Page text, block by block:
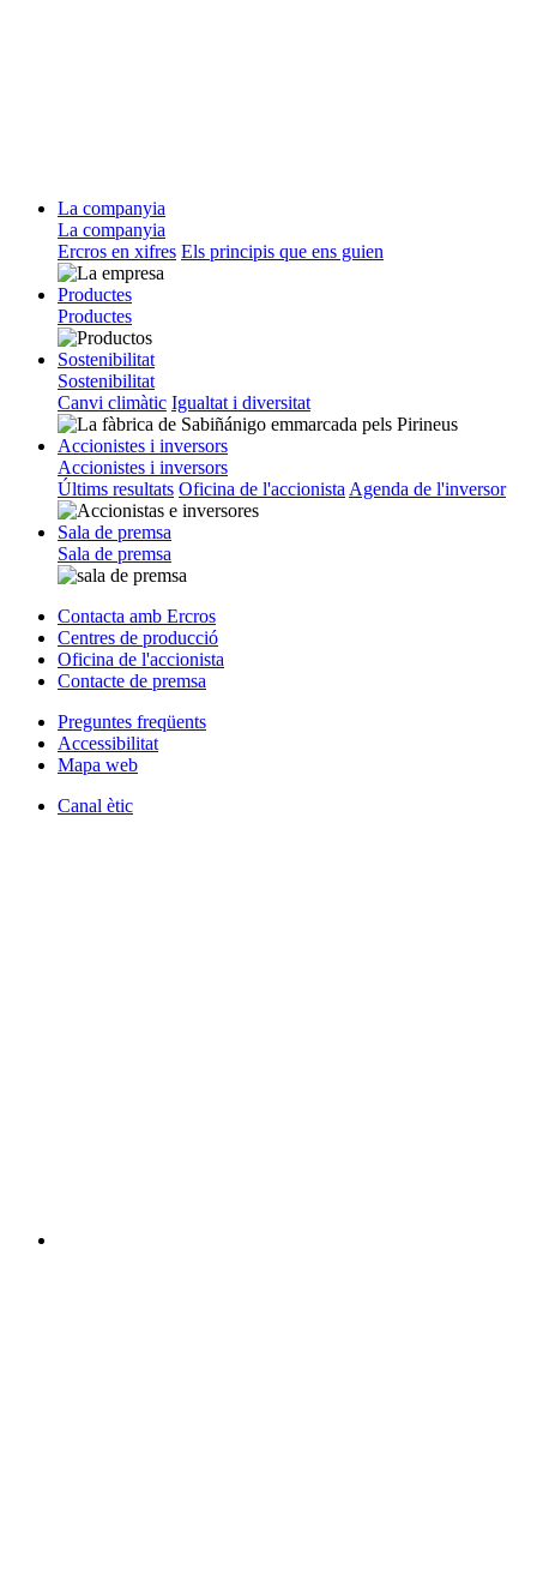
La companyia
La companyia
Ercros en xifres Els principis que ens guien
Productes
Productes
Sostenibilitat
Sostenibilitat
Canvi climàtic Igualtat i diversitat
Accionistes i inversors
Accionistes i inversors
Últims resultats Oficina de l'accionistaAgenda de l'inversor
Sala de premsa
Sala de premsa
Contacta amb Ercros
Centres de producció
Oficina de l'accionista
Contacte de premsa
Preguntes freqüents
Accessibilitat
Mapa web
Canal ètic